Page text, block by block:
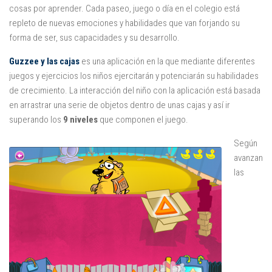
Juegos
Educativas
Utilidades
Por autor
Comomola
Disney
itBook
Marbotic
cosas por aprender. Cada paseo, juego o día en el colegio está
repleto de nuevas emociones y habilidades que van forjando su
forma de ser, sus capacidades y su desarrollo.
Guzzee y las cajas es una aplicación en la que mediante diferentes
juegos y ejercicios los niños ejercitarán y potenciarán su habilidades
de crecimiento. La interacción del niño con la aplicación está basada
en arrastrar una serie de objetos dentro de unas cajas y así ir
superando los 9 niveles que componen el juego.
Según
avanzan
las